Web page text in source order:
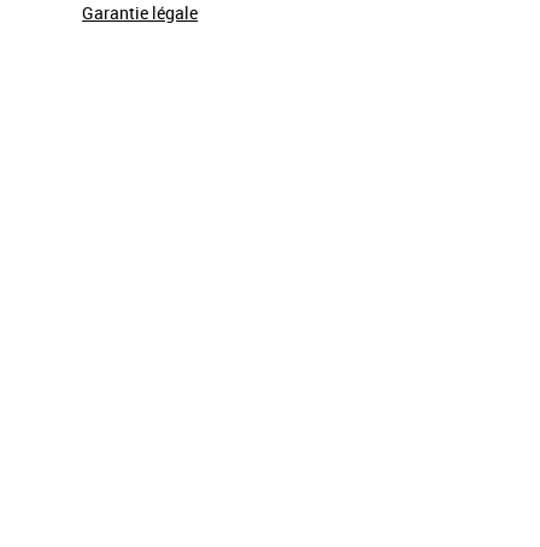
Garantie légale